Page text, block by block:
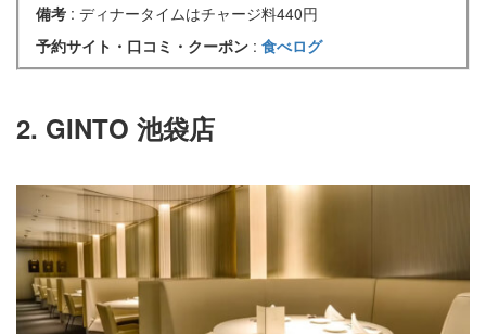
備考 : ディナータイムはチャージ料440円
予約サイト・口コミ・クーポン : 食べログ
2. GINTO 池袋店